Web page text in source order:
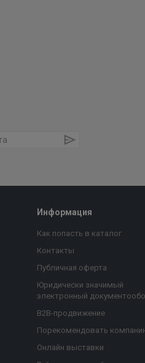
Информация
Как попасть в каталог
Контакты
Публичная оферта
Юридически значимый
электронный
B2B-продвижение
Порекомендовать
Онлайн выставки